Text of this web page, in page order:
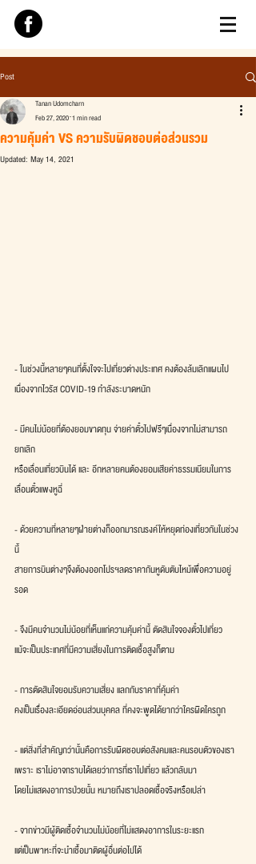
Post
ความคุ้มค่า VS ความรับผิดชอบต่อส่วนรวม
Tanan Udomcharn
Feb 27, 2020 1 min read
Updated: May 14, 2021
- ในช่วงนี้หลายๆคนที่ตั้งใจจะไปเที่ยวต่างประเทศ คงต้องล้มเลิกแผนไป
เนื่องจากไวรัส COVID-19 กำลังระบาดหนัก
- มีคนไม่น้อยที่ต้องยอมขาดทุน จ่ายค่าตั๋วไปฟรีๆเนื่องจากไม่สามารถ
ยกเลิก
หรือเลื่อนเที่ยวบินได้ และ อีกหลายคนต้องยอมเสียค่าธรรมเนียมในการ
เลื่อนตั๋วแพงหูฉี่
- ด้วยความที่หลายๆฝ่ายต่างก็ออกมารณรงค์ให้หยุดท่องเที่ยวกันในช่วง
นี้
สายการบินต่างๆจึงต้องออกโปรฯลดราคากันหูดับตับไหม้เพื่อความอยู่
รอด
- จึงมีคนจำนวนไม่น้อยที่เห็นแก่ความคุ้มค่านี้ ตัดสินใจจองตั๋วไปเที่ยว
แม้จะเป็นประเทศที่มีความเสี่ยงในการติดเชื้อสูงก็ตาม
- การตัดสินใจยอมรับความเสี่ยง แลกกับราคาที่คุ้มค่า
คงเป็นเรื่องละเอียดอ่อนส่วนบุคคล ที่คงจะพูดได้ยากว่าใครผิดใครถูก
- แต่สิ่งที่สำคัญกว่านั้นคือการรับผิดชอบต่อสังคมและคนรอบตัวของเรา
เพราะ เราไม่อาจทราบได้เลยว่าการที่เราไปเที่ยว แล้วกลับมา
โดยไม่แสดงอาการป่วยนั้น หมายถึงเราปลอดเชื้อจริงหรือเปล่า
- จากข่าวมีผู้ติดเชื้อจำนวนไม่น้อยที่ไม่แสดงอาการในระยะแรก
แต่เป็นพาหะที่จะนำเชื้อมาติดผู้อื่นต่อไปได้